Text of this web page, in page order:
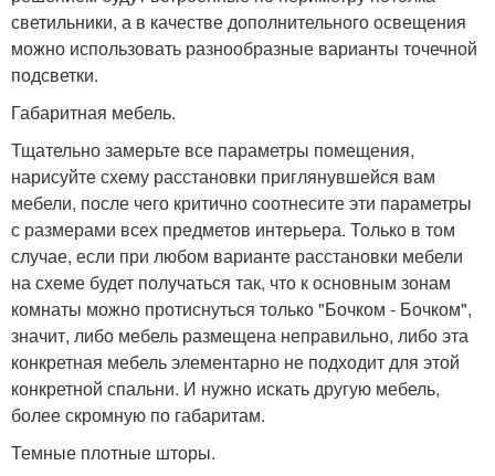
светильники, а в качестве дополнительного освещения
можно использовать разнообразные варианты точечной
подсветки.
Габаритная мебель.
Тщательно замерьте все параметры помещения,
нарисуйте схему расстановки приглянувшейся вам
мебели, после чего критично соотнесите эти параметры
с размерами всех предметов интерьера. Только в том
случае, если при любом варианте расстановки мебели
на схеме будет получаться так, что к основным зонам
комнаты можно протиснуться только "Бочком - Бочком",
значит, либо мебель размещена неправильно, либо эта
конкретная мебель элементарно не подходит для этой
конкретной спальни. И нужно искать другую мебель,
более скромную по габаритам.
Темные плотные шторы.